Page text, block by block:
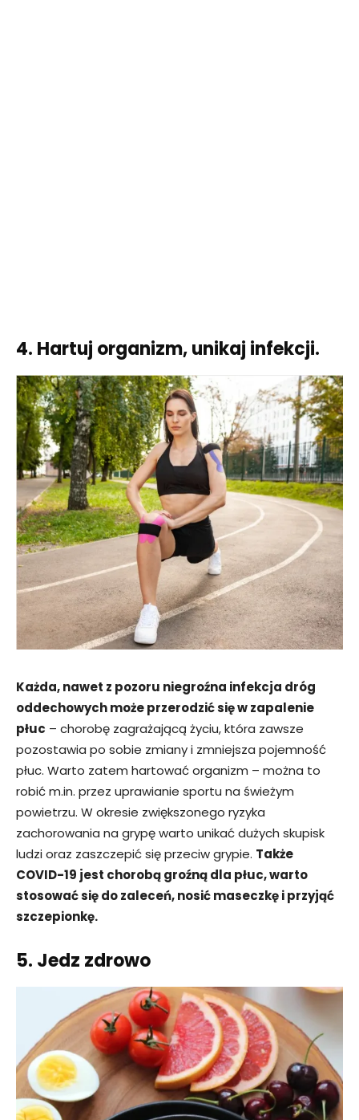
4. Hartuj organizm, unikaj infekcji.
Każda, nawet z pozoru niegroźna infekcja dróg
oddechowych może przerodzić się w zapalenie
płuc – chorobę zagrażającą życiu, która zawsze
pozostawia po sobie zmiany i zmniejsza pojemność
płuc. Warto zatem hartować organizm – można to
robić m.in. przez uprawianie sportu na świeżym
powietrzu. W okresie zwiększonego ryzyka
zachorowania na grypę warto unikać dużych skupisk
ludzi oraz zaszczepić się przeciw grypie. Także
COVID-19 jest chorobą groźną dla płuc, warto
stosować się do zaleceń, nosić maseczkę i przyjąć
szczepionkę.
5. Jedz zdrowo